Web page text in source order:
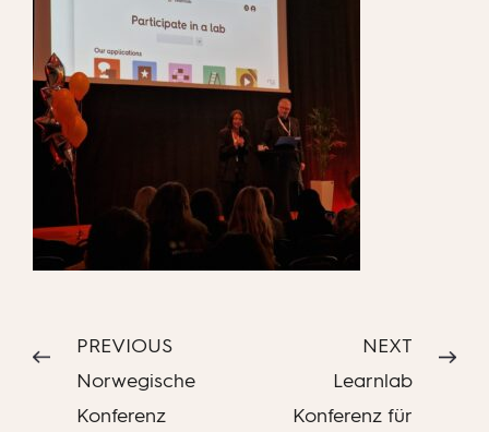
PREVIOUS
Norwegische
Konferenz
NEXT
Learnlab
Konferenz für